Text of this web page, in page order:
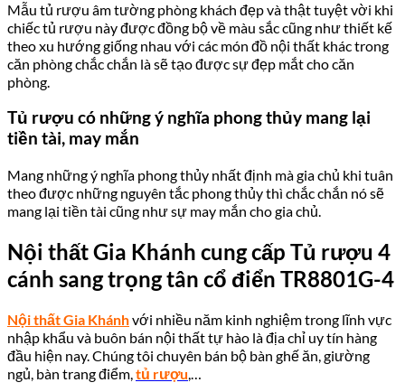
Mẫu tủ rượu âm tường phòng khách đẹp và thật tuyệt vời khi
chiếc tủ rượu này được đồng bộ về màu sắc cũng như thiết kế
theo xu hướng giống nhau với các món đồ nội thất khác trong
căn phòng chắc chắn là sẽ tạo được sự đẹp mắt cho căn
phòng.
Tủ rượu có những ý nghĩa phong thủy mang lại
tiền tài, may mắn
Mang những ý nghĩa phong thủy nhất định mà gia chủ khi tuân
theo được những nguyên tắc phong thủy thì chắc chắn nó sẽ
mang lại tiền tài cũng như sự may mắn cho gia chủ.
Nội thất Gia Khánh cung cấp Tủ rượu 4
cánh sang trọng tân cổ điển TR8801G-4
Nội thất Gia Khánhvới nhiều năm kinh nghiệm trong lĩnh vực
nhập khẩu và buôn bán nội thất tự hào là địa chỉ uy tín hàng
đầu hiện nay. Chúng tôi chuyên bán bộ bàn ghế ăn, giường
ngủ, bàn trang điểm, tủ rượu